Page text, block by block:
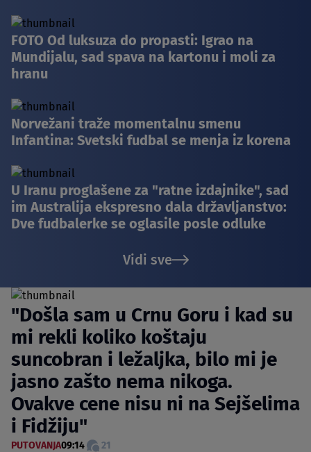
FOTO Od luksuza do propasti: Igrao na
Mundijalu, sad spava na kartonu i moli za
hranu
Norvežani traže momentalnu smenu
Infantina: Svetski fudbal se menja iz korena
U Iranu proglašene za "ratne izdajnike", sad
im Australija ekspresno dala državljanstvo:
Dve fudbalerke se oglasile posle odluke
Vidi sve
"Došla sam u Crnu Goru i kad su
mi rekli koliko koštaju
suncobran i ležaljka, bilo mi je
jasno zašto nema nikoga.
Ovakve cene nisu ni na Sejšelima
i Fidžiju"
PUTOVANJA09:14 21